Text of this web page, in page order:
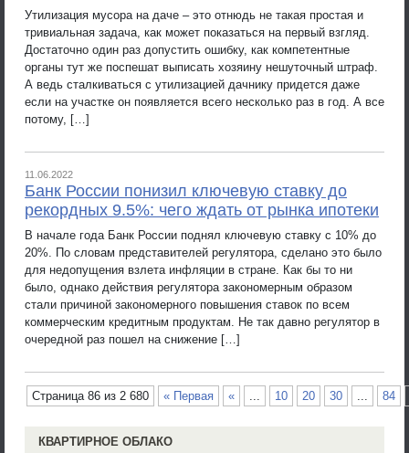
Утилизация мусора на даче – это отнюдь не такая простая и
тривиальная задача, как может показаться на первый взгляд.
Достаточно один раз допустить ошибку, как компетентные
органы тут же поспешат выписать хозяину нешуточный штраф.
А ведь сталкиваться с утилизацией дачнику придется даже
если на участке он появляется всего несколько раз в год. А все
потому, […]
11.06.2022
Банк России понизил ключевую ставку до
рекордных 9.5%: чего ждать от рынка ипотеки
В начале года Банк России поднял ключевую ставку с 10% до
20%. По словам представителей регулятора, сделано это было
для недопущения взлета инфляции в стране. Как бы то ни
было, однако действия регулятора закономерным образом
стали причиной закономерного повышения ставок по всем
коммерческим кредитным продуктам. Не так давно регулятор в
очередной раз пошел на снижение […]
Страница 86 из 2 680 « Первая « ... 10 20 30 ... 84
КВАРТИРНОЕ ОБЛАКО